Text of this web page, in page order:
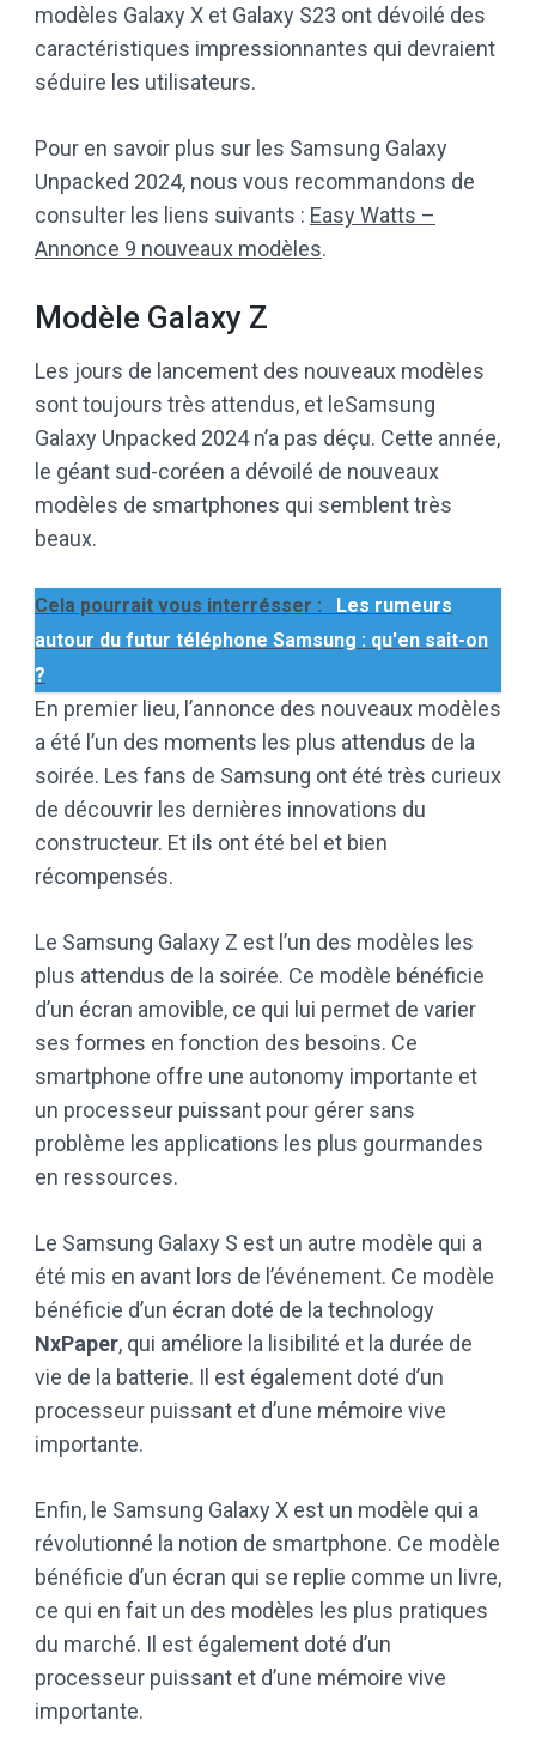
modèles Galaxy X et Galaxy S23 ont dévoilé des
caractéristiques impressionnantes qui devraient
séduire les utilisateurs.
Pour en savoir plus sur les Samsung Galaxy
Unpacked 2024, nous vous recommandons de
consulter les liens suivants : Easy Watts –
Annonce 9 nouveaux modèles.
Modèle Galaxy Z
Les jours de lancement des nouveaux modèles
sont toujours très attendus, et leSamsung
Galaxy Unpacked 2024 n’a pas déçu. Cette année,
le géant sud-coréen a dévoilé de nouveaux
modèles de smartphones qui semblent très
beaux.
Cela pourrait vous interrésser :
Les rumeurs
autour du futur téléphone Samsung : qu'en sait-on
?
En premier lieu, l’annonce des nouveaux modèles
a été l’un des moments les plus attendus de la
soirée. Les fans de Samsung ont été très curieux
de découvrir les dernières innovations du
constructeur. Et ils ont été bel et bien
récompensés.
Le Samsung Galaxy Z est l’un des modèles les
plus attendus de la soirée. Ce modèle bénéficie
d’un écran amovible, ce qui lui permet de varier
ses formes en fonction des besoins. Ce
smartphone offre une autonomy importante et
un processeur puissant pour gérer sans
problème les applications les plus gourmandes
en ressources.
Le Samsung Galaxy S est un autre modèle qui a
été mis en avant lors de l’événement. Ce modèle
bénéficie d’un écran doté de la technology
NxPaper, qui améliore la lisibilité et la durée de
vie de la batterie. Il est également doté d’un
processeur puissant et d’une mémoire vive
importante.
Enfin, le Samsung Galaxy X est un modèle qui a
révolutionné la notion de smartphone. Ce modèle
bénéficie d’un écran qui se replie comme un livre,
ce qui en fait un des modèles les plus pratiques
du marché. Il est également doté d’un
processeur puissant et d’une mémoire vive
importante.